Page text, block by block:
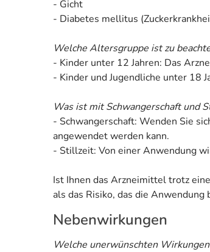
- Gicht
- Diabetes mellitus
Welche Altersgruppe ist zu
- Kinder unter 12 Jahren: Das
- Kinder und Jugendliche unter 18
Was ist mit Schwangerschaft und
- Schwangerschaft: Wenden Sie
angewendet werden kann.
- Stillzeit: Von einer Anwendung
Ist Ihnen das Arzneimittel trotz
als das Risiko, das die
Nebenwirkungen
Welche unerwünschten